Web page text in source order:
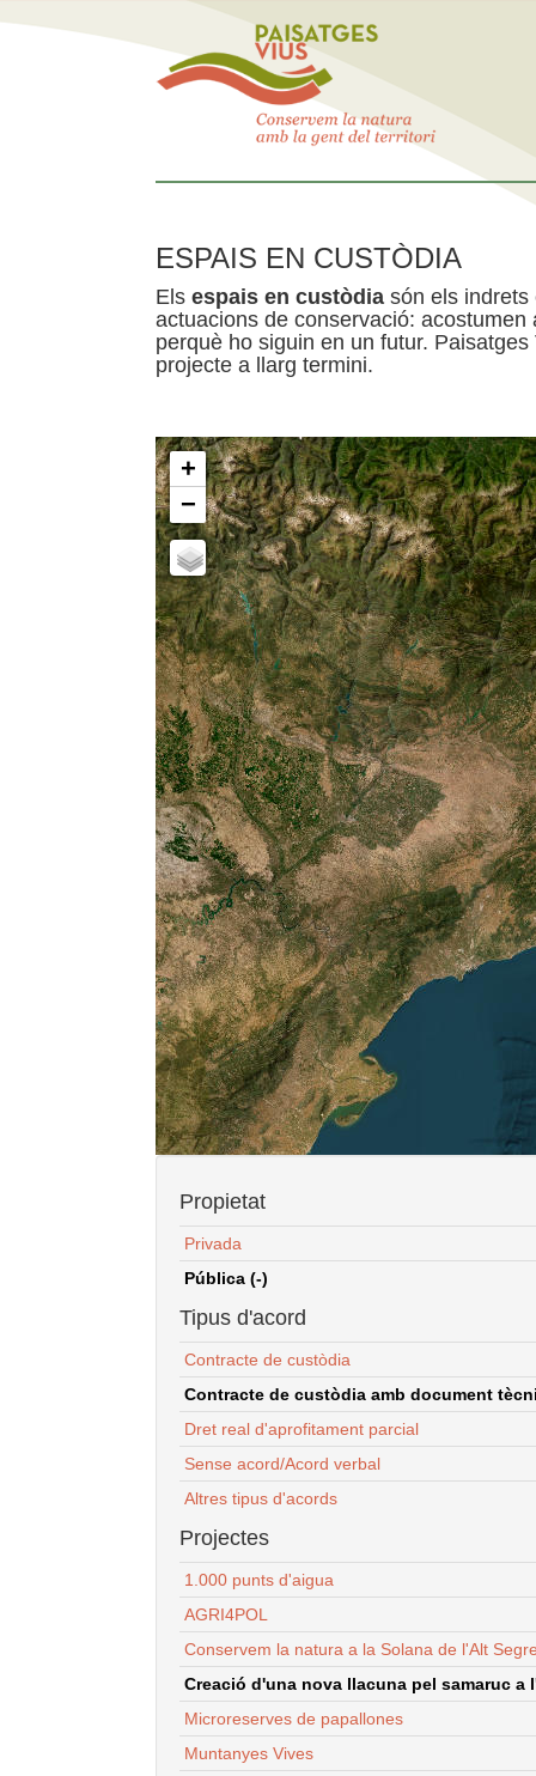
ESPAIS EN CUSTÒDIA
Els espais en custòdia són els indrets
actuacions de conservació:
perquè ho siguin en un futur.
projecte a llarg termini.
+
−
Propietat
Privada
Pública (-)
Tipus d'acord
Contracte de custòdia
Contracte de custòdia amb document
Dret real d'aprofitament parcial
Sense acord/Acord verbal
Altres tipus d'acords
Projectes
1.000 punts d'aigua
AGRI4POL
Conservem la natura a la Solana de l'Alt
Creació d'una nova llacuna pel samaruc a
Microreserves de papallones
Muntanyes Vives